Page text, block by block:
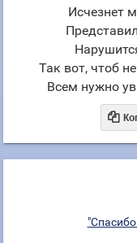
Исчезнет
Так вот, чтоб
Всем нужно
